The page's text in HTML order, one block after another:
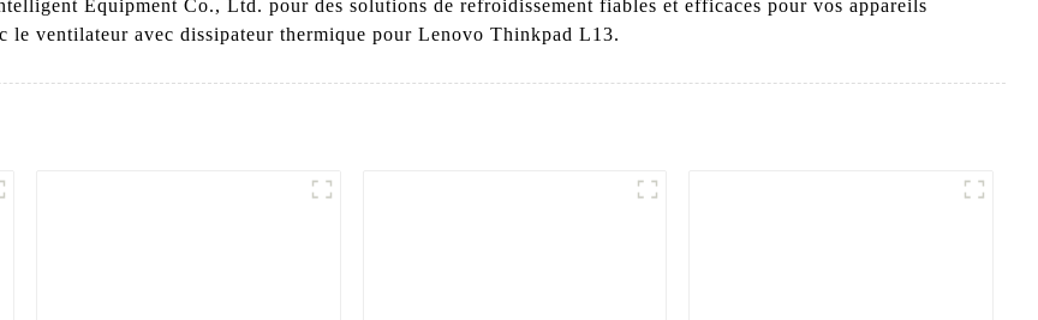
Equipment Co., Ltd. pour des solutions de refroidissement fiables et efficaces pour vos appareils
le ventilateur avec dissipateur thermique pour Lenovo Thinkpad L13.